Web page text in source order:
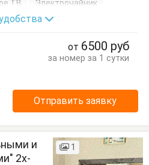
ТВ
Электрочайник
столик
Тумбочки Шкаф
от 6500 руб
за номер за 1 сутки
Отправить заявку
и
2х-
1